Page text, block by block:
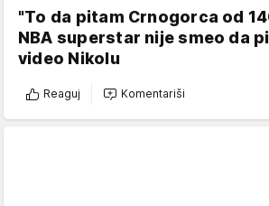
"To da pitam Crnogorca od
NBA superstar nije smeo da
video Nikolu
Reaguj Komentariši